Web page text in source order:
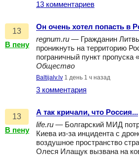
13 комментариев
13
В пену
Он очень хотел попасть в
regnum.ru — Гражданин
проникнуть на территорию
пограничный пункт
Общество
Baltijalv.lv 1 день 1 ч назад
3 комментария
13
В пену
А так кричали, что Россия...
life.ru — Болгарский МИД
Киева из-за инцидента с
воздушное пространство
Олеся Илащук вызвана на